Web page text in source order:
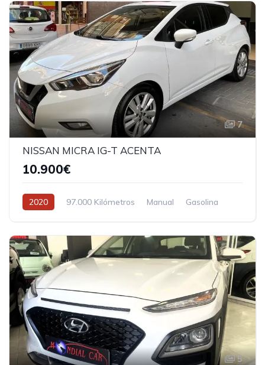
7
NISSAN MICRA IG-T ACENTA
10.900€
2020 97.000 Kilómetros Manual Gasolina
5